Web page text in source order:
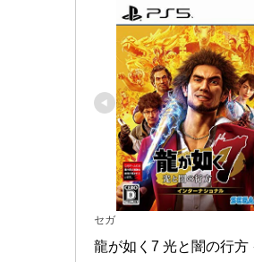
セガ
龍が如く7 光と闇の行方